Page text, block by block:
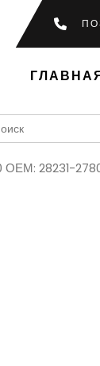
ОЕМ: 28231-